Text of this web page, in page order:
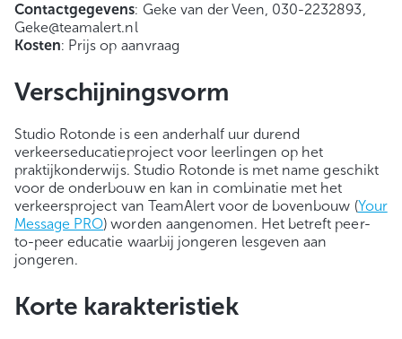
Contactgegevens: Geke van der Veen, 030-2232893,
Geke@teamalert.nl
Kosten: Prijs op aanvraag
Verschijningsvorm
Studio Rotonde is een anderhalf uur durend
verkeerseducatieproject voor leerlingen op het
praktijkonderwijs. Studio Rotonde is met name geschikt
voor de onderbouw en kan in combinatie met het
verkeersproject van TeamAlert voor de bovenbouw (Your
Message PRO) worden aangenomen. Het betreft peer-
to-peer educatie waarbij jongeren lesgeven aan
jongeren.
Korte karakteristiek